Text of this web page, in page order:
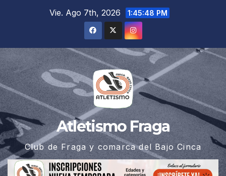
Vie. Ago 7th, 2026 1:45:49 PM
Atletismo Fraga
Club de Fraga y comarca del Bajo Cinca